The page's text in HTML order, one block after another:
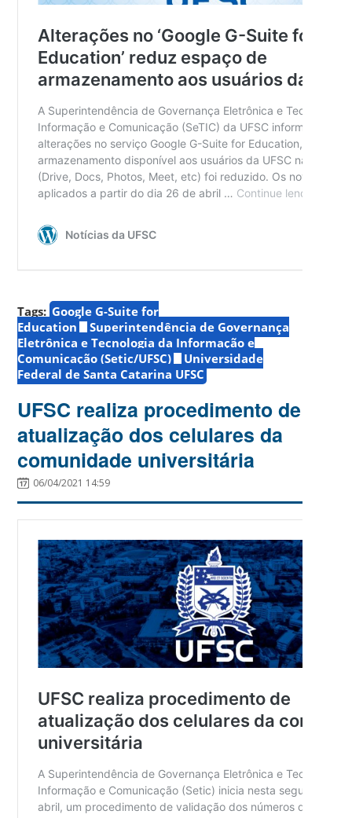
Tags: Google G-Suite for
Education
Superintendência de Governança
Eletrônica e Tecnologia da Informação e
Comunicação (Setic/UFSC)
Universidade
Federal de Santa Catarina UFSC
UFSC realiza procedimento de
atualização dos celulares da
comunidade universitária
06/04/2021 14:59